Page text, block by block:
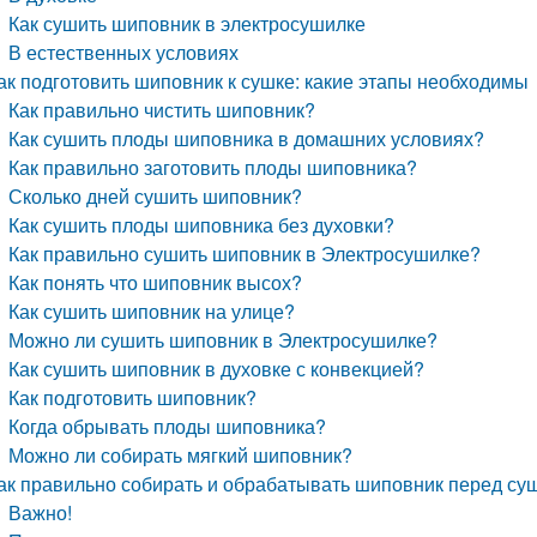
Как сушить шиповник в электросушилке
В естественных условиях
подготовить шиповник к сушке: какие этапы необходимы
Как правильно чистить шиповник?
Как сушить плоды шиповника в домашних условиях?
Как правильно заготовить плоды шиповника?
Сколько дней сушить шиповник?
Как сушить плоды шиповника без духовки?
Как правильно сушить шиповник в Электросушилке?
Как понять что шиповник высох?
Как сушить шиповник на улице?
Можно ли сушить шиповник в Электросушилке?
Как сушить шиповник в духовке с конвекцией?
Как подготовить шиповник?
Когда обрывать плоды шиповника?
Можно ли собирать мягкий шиповник?
правильно собирать и обрабатывать шиповник перед
Важно!